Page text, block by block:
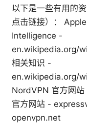
以下是一些有用的
点击链接）：
Intelligence -
en.wikipedia.org/
相关知识 -
en.wikipedia.org/
NordVPN 官方网
官方网站 -
openvpn.net